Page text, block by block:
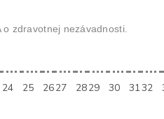
o zdravotnej nezávadnosti.
24 25 2627 2829 30 3132